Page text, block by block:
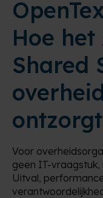
Hoe het
Shared
Voor
geen IT-
Uitval,